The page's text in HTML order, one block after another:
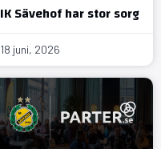
IK Sävehof har stor sorg
18 juni, 2026